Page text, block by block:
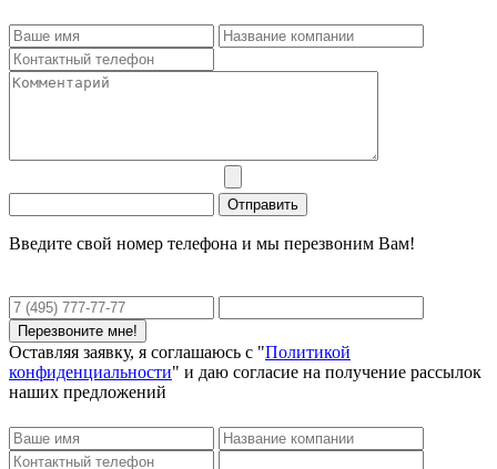
Введите свой номер телефона и мы перезвоним Вам!
Оставляя заявку, я соглашаюсь с "Политикой
конфиденциальности" и даю согласие на получение рассылок
наших предложений